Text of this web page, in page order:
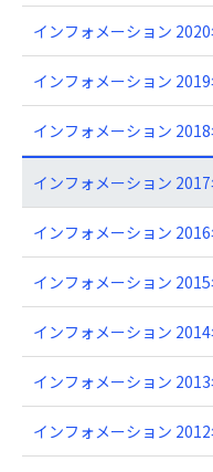
インフォメーション
インフォメーション
インフォメーション
インフォメーション
インフォメーション
インフォメーション
インフォメーション
インフォメーション
インフォメーション